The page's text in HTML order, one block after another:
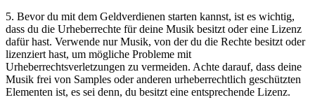
5. Bevor du mit dem Geldverdienen starten ⁤kannst, ist es wichtig,
dass du die Urheberrechte für deine Musik⁢ besitzt oder eine Lizenz
dafür hast. Verwende nur Musik,​ von der du die Rechte besitzt oder
lizenziert hast, um mögliche Probleme mit
Urheberrechtsverletzungen zu‌ vermeiden. Achte darauf, dass deine
Musik frei von Samples oder anderen urheberrechtlich geschützten
Elementen ist, es sei denn, du besitzt eine entsprechende Lizenz.